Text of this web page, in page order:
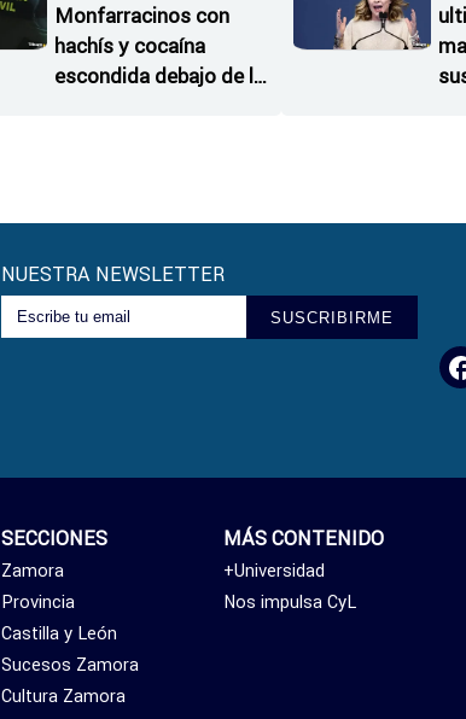
Monfarracinos con
hachís y cocaína
escondida debajo de la
NUESTRA NEWSLETTER
SUSCRIBIRME
SECCIONES
Zamora
Provincia
Castilla y León
Sucesos Zamora
Cultura Zamora
MÁS CONTENIDO
+Universidad
Nos impulsa CyL